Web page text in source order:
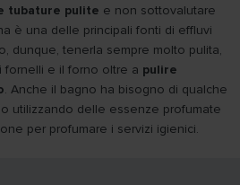
tubature pulite e non sottovalutare
è una delle principali fonti di effluvi
dunque, tenerla sempre molto pulita,
fornelli e il forno oltre a pulire
. Anche il bagno ha bisogno di qualche
utilizzando delle essenze profumate
per profumare i servizi igienici.